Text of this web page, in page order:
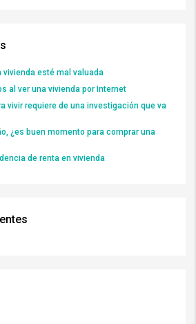
vivienda esté mal valuada
al ver una vivienda por Internet
vivir requiere de una investigación que va
¿es buen momento para comprar una
de renta en vivienda